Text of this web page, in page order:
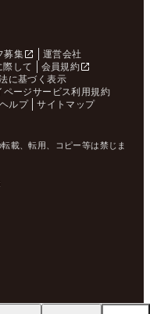
募集
運営会社
際して
会員規約
に基づく表示
ページサービス利用規約
ヘルプ サイトマップ
載、転用、コピー等は禁じま